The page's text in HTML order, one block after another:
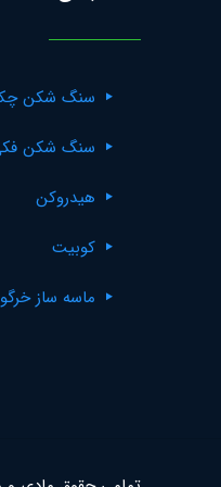
سنگ شکن
سنگ شکن
هیدروکن
کوبیت
ماسه ساز